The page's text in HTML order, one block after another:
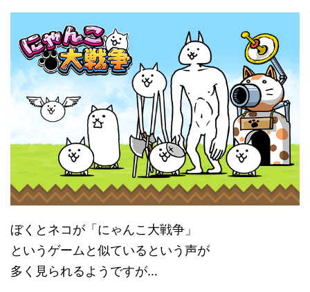
ぼくとネコが「にゃんこ大戦争」
というゲームと似ているという声が
多く見られるようですが…